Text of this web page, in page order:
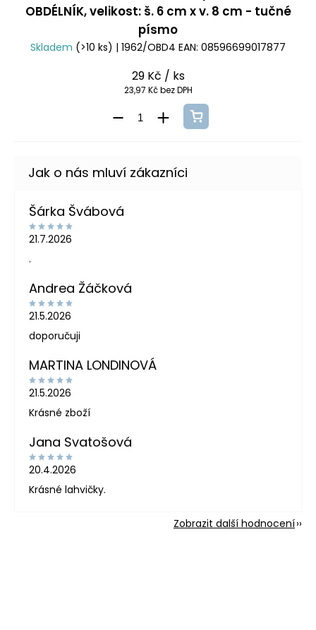
OBDÉLNÍK, velikost: š. 6 cm x v. 8 cm - tučné
písmo
Skladem (>10 ks) | 1962/OBD4 EAN: 08596699017877
29 Kč / ks
23,97 Kč bez DPH
Šárka Švábová
21.7.2026
.
Andrea Žáčková
21.5.2026
doporučuji
MARTINA LONDINOVÁ
21.5.2026
Krásné zboží
Jana Svatošová
20.4.2026
Krásné lahvičky.
Zobrazit další hodnocení